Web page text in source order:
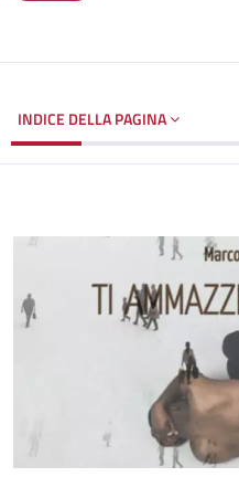
INDICE DELLA PAGINA